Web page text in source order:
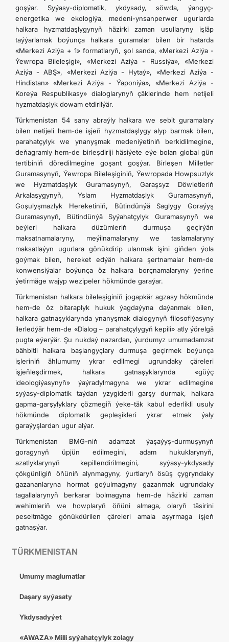
TÜRKMENISTAN
Umumy maglumatlar
Daşary syýasaty
Ykdysadyýet
«AWAZA» Milli syýahatçylyk zolagy
goşýar. Syýasy-diplomatik, ykdysady, söwda, ýangyç-
energetika we ekologiýa, medeni-ynsanperwer ugurlarda
halkara hyzmatdaşlygynyň häzirki zaman usullaryny işläp
taýýarlamak boýunça halkara guramalar bilen bir hatarda
«Merkezi Aziýa + 1» formatlaryň, şol sanda, «Merkezi Aziýa -
Ýewropa Bileleşigi», «Merkezi Aziýa - Russiýa», «Merkezi
Aziýa - ABŞ», «Merkezi Aziýa - Hytaý», «Merkezi Aziýa -
Hindistan» «Merkezi Aziýa - Ýaponiýa», «Merkezi Aziýa -
Koreýa Respublikasy» dialoglarynyň çäklerinde hem netijeli
hyzmatdaşlyk dowam etdirilýär.
Türkmenistan 54 sany abraýly halkara we sebit guramalary
bilen netijeli hem-de işjeň hyzmatdaşlygy alyp barmak bilen,
parahatçylyk we ynanyşmak medeniýetiniň berkidilmegine,
deňagramly hem-de birleşdiriji häsiýete eýe bolan global gün
tertibiniň döredilmegine goşant goşýar. Birleşen Milletler
Guramasynyň, Ýewropa Bileleşiginiň, Ýewropada Howpsuzlyk
we Hyzmatdaşlyk Guramasynyň, Garaşsyz Döwletleriň
Arkalaşygynyň, Yslam Hyzmatdaşlyk Guramasynyň,
Goşulyşmazlyk Hereketiniň, Bütindünýä Saglygy Goraýyş
Guramasynyň, Bütindünýä Syýahatçylyk Guramasynyň we
beýleri halkara düzümleriň durmuşa geçirýän
maksatnamalaryny, meýilnamalaryny we taslamalaryny
maksatlaýyn ugurlara gönükdirip ulanmak işini giňden ýola
goýmak bilen, hereket edýän halkara şertnamalar hem-de
konwensiýalar boýunça öz halkara borçnamalaryny ýerine
ýetirmäge wajyp wezipeler hökmünde garaýar.
Türkmenistan halkara bileleşiginiň jogapkär agzasy hökmünde
hem-de öz bitaraplyk hukuk ýagdaýyna daýanmak bilen,
halkara gatnaşyklarynda ynanyşmak dialogynyň filosofiýasyny
ilerledýär hem-de «Dialog – parahatçylygyň kepili» atly ýörelgä
pugta eýerýär. Şu nukdaý nazardan, ýurdumyz umumadamzat
bähbitli halkara başlangyçlary durmuşa geçirmek boýunça
işleriniň ählumumy ykrar edilmegi ugrundaky çäreleri
işjeňleşdirmek, halkara gatnaşyklarynda «güýç
ideologiýasynyň» ýaýradylmagyna we ykrar edilmegine
syýasy-diplomatik taýdan yzygiderli garşy durmak, halkara
gapma-garşylyklary çözmegiň ýeke-täk kabul ederlikli usuly
hökmünde diplomatik gepleşikleri ykrar etmek ýaly
garaýyşlardan ugur alýar.
Türkmenistan BMG-niň adamzat ýaşaýyş-durmuşynyň
goragynyň üpjün edilmegini, adam hukuklarynyň,
azatlyklarynyň kepillendirilmegini, syýasy-ykdysady
çökgünligiň öňüniň alynmagyny, ýurtlaryň ösüş çygryndaky
gazananlaryna hormat goýulmagyny gazanmak ugrundaky
tagallalarynyň berkarar bolmagyna hem-de häzirki zaman
wehimleriň we howplaryň öňüni almaga, olaryň täsirini
peseltmäge gönükdürilen çäreleri amala aşyrmaga işjeň
gatnaşýar.